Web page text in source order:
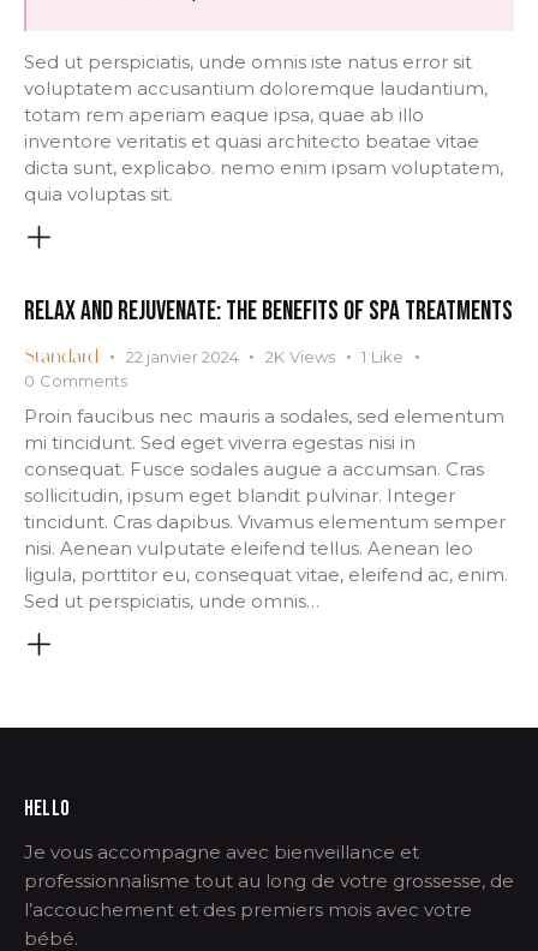
Sed ut perspiciatis, unde omnis iste natus error sit
voluptatem accusantium doloremque laudantium,
totam rem aperiam eaque ipsa, quae ab illo
inventore veritatis et quasi architecto beatae vitae
dicta sunt, explicabo. nemo enim ipsam voluptatem,
quia voluptas sit.
RELAX AND REJUVENATE: THE BENEFITS OF SPA TREATMENTS
Standard 22 janvier 2024 2K Views 1 Like
0 Comments
Proin faucibus nec mauris a sodales, sed elementum
mi tincidunt. Sed eget viverra egestas nisi in
consequat. Fusce sodales augue a accumsan. Cras
sollicitudin, ipsum eget blandit pulvinar. Integer
tincidunt. Cras dapibus. Vivamus elementum semper
nisi. Aenean vulputate eleifend tellus. Aenean leo
ligula, porttitor eu, consequat vitae, eleifend ac, enim.
Sed ut perspiciatis, unde omnis…
HELLO
Je vous accompagne avec bienveillance et
professionnalisme tout au long de votre grossesse, de
l’accouchement et des premiers mois avec votre
bébé.